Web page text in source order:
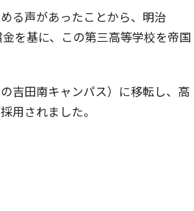
る声があったことから、明治
を基に、この第三高等学校を帝国
吉田南キャンパス）に移転し、高
用されました。